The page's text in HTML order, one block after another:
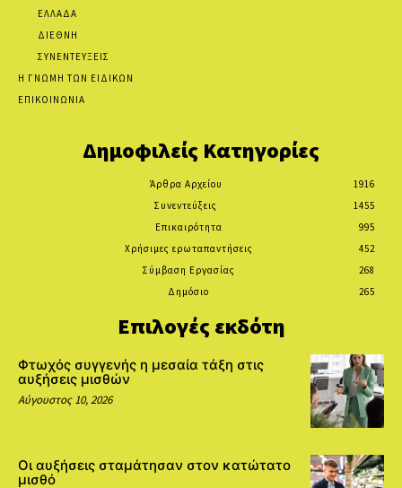
ΕΛΛΑΔΑ
ΔΙΕΘΝΗ
ΣΥΝΕΝΤΕΥΞΕΙΣ
Η ΓΝΩΜΗ ΤΩΝ ΕΙΔΙΚΩΝ
ΕΠΙΚΟΙΝΩΝΙΑ
Δημοφιλείς Κατηγορίες
Άρθρα Αρχείου
1916
Συνεντεύξεις
1455
Επικαιρότητα
995
Χρήσιμες ερωταπαντήσεις
452
Σύμβαση Εργασίας
268
Δημόσιο
265
Επιλογές εκδότη
Φτωχός συγγενής η μεσαία τάξη στις
αυξήσεις μισθών
Αύγουστος 10, 2026
Οι αυξήσεις σταμάτησαν στον κατώτατο
μισθό